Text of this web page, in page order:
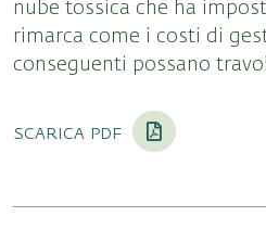
nube tossica che ha
rimarca come i costi di
conseguenti possano
scarica pdf